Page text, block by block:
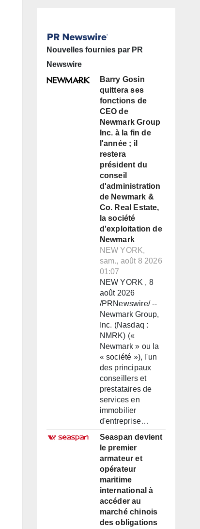
Nouvelles fournies par PR
Newswire
Barry Gosin
quittera ses
fonctions de
CEO de
Newmark Group
Inc. à la fin de
l'année ; il
restera
président du
conseil
d'administration
de Newmark &
Co. Real Estate,
la société
d'exploitation de
Newmark
NEW YORK,
sam., août 8 2026
01:07
NEW YORK , 8
août 2026
/PRNewswire/ --
Newmark Group,
Inc. (Nasdaq :
NMRK) («
Newmark » ou la
« société »), l'un
des principaux
conseillers et
prestataires de
services en
immobilier
d'entreprise…
Seaspan devient
le premier
armateur et
opérateur
maritime
international à
accéder au
marché chinois
des obligations